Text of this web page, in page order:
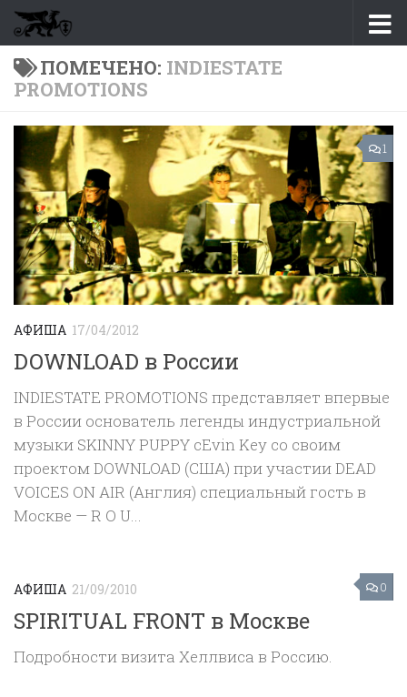
Перейти к содержимому
ПОМЕЧЕНО: INDIESTATE
PROMOTIONS
1
АФИША 17/04/2012
DOWNLOAD в России
INDIESTATE PROMOTIONS представляет впервые
в России основатель легенды индустриальной
музыки SKINNY PUPPY cEvin Key со своим
проектом DOWNLOAD (США) при участии DEAD
VOICES ON AIR (Англия) специальный гость в
Москве — R O U...
0
АФИША 21/09/2010
SPIRITUAL FRONT в Москве
Подробности визита Хеллвиса в Россию.